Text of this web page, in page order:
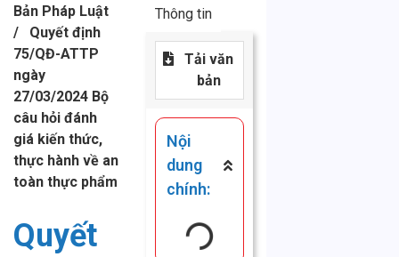
Bản Pháp Luật
/
Quyết định
75/QĐ-ATTP
ngày
27/03/2024 Bộ
câu hỏi đánh
giá kiến thức,
thực hành về an
toàn thực phẩm
Quyết
Thông tin
Tải văn
bản
Nội
dung
chính: